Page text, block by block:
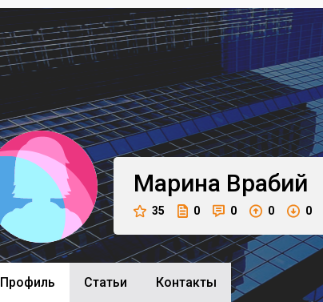
Марина Врабий
35 0 0 0 0
Профиль Cтатьи Контакты